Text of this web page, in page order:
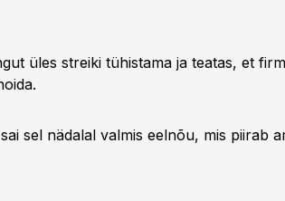
üles streiki tühistama ja teatas, et
sel nädalal valmis eelnõu, mis piirab